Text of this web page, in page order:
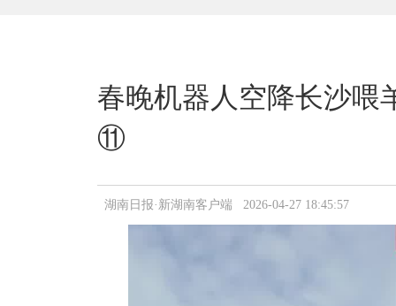
春晚机器人空降长沙喂
⑪
湖南日报·新湖南客户端 2026-04-27 18:45:57